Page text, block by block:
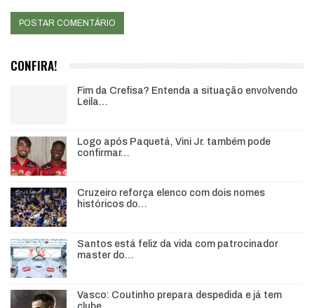
CONFIRA!
Fim da Crefisa? Entenda a situação envolvendo
Leila…
Logo após Paquetá, Vini Jr. também pode
confirmar…
Cruzeiro reforça elenco com dois nomes
históricos do…
Santos está feliz da vida com patrocinador
master do…
Vasco: Coutinho prepara despedida e já tem